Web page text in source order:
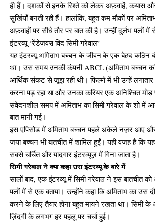
ही हैं। दशकों से इनके रिश्ते को लेकर अफ़वाहें, कयास
सुर्खियाँ बनती रही हैं। हालांकि, बहुत कम मौकों पर
अफ़वाहों पर सीधे तौर पर बात की है। उन्हीं दुर्लभ पलों में
इंटरव्यू ‘रेंडेज़वस विद सिमी गरेवाल’।
यह इंटरव्यू अमिताभ बच्चन के जीवन के एक बेहद कठिन
था। उस समय उनकी कंपनी ABCL (अमिताभ बच्चन
आर्थिक संकट से जूझ रही थी। फिल्मों में भी उन्हें
करना पड़ रहा था और उनका करियर एक अनिश्चित
संवेदनशील समय में अमिताभ का सिमी गरेवाल के शो में
बात मानी गई।
इस एपिसोड में अमिताभ बच्चन पहले अकेले नज़र आए और
जया बच्चन भी बातचीत में शामिल हुईं। यही वजह है कि
सबसे चर्चित और यादगार इंटरव्यूज़ में गिना जाता है।
सिमी गरेवाल ने क्या कहा उस इंटरव्यू के बारे में
सालों बाद, एक इंटरव्यू में सिमी गरेवाल ने इस बातचीत
पलों में से एक बताया। उन्होंने कहा कि अमिताभ का उस
करने के लिए तैयार होना बहुत मायने रखता था। सिमी
ज़िंदगी के लगभग हर पहलू पर चर्चा हुई।